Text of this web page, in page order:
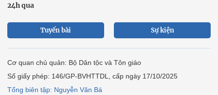
24h qua
Tuyến bài Sự kiện
Cơ quan chủ quản: Bộ Dân tộc và Tôn giáo
Số giấy phép: 146/GP-BVHTTDL, cấp ngày 17/10/2025
Tổng biên tập: Nguyễn Văn Bá